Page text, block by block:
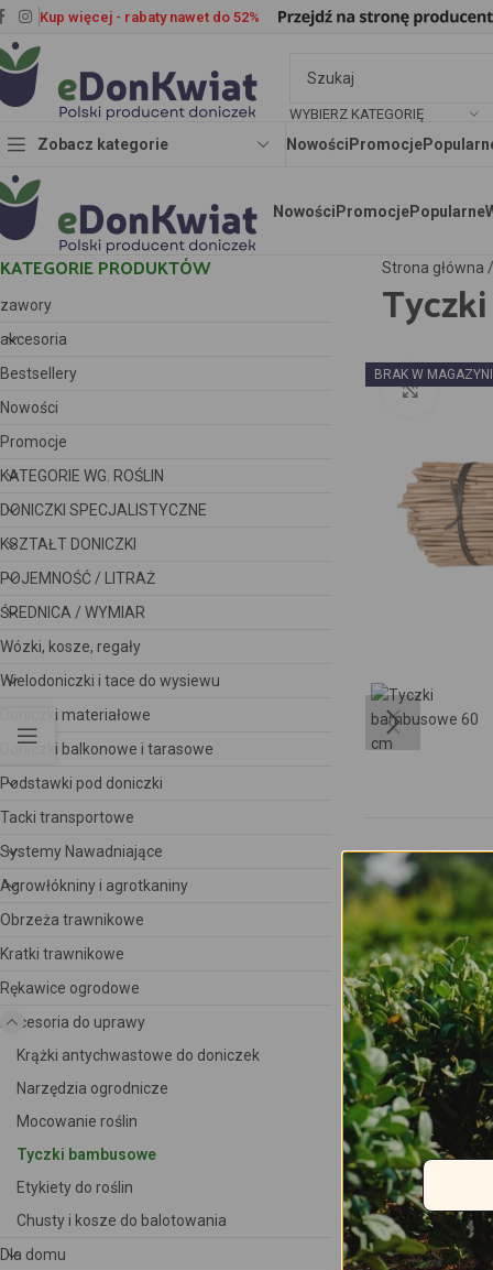
Kup więcej - rabaty nawet do 52%
WYBIERZ KATEGORIĘ
Zobacz kategorie Nowości Promocje
NowościPromocjePopularne
KATEGORIE PRODUKTÓW
zawory
akcesoria
Bestsellery
Nowości
Promocje
KATEGORIE WG. ROŚLIN
DONICZKI SPECJALISTYCZNE
KSZTAŁT DONICZKI
POJEMNOŚĆ / LITRAŻ
ŚREDNICA / WYMIAR
Wózki, kosze, regały
Wielodoniczki i tace do wysiewu
Doniczki materiałowe
Doniczki balkonowe i tarasowe
Podstawki pod doniczki
Tacki transportowe
Systemy Nawadniające
Agrowłókniny i agrotkaniny
Obrzeża trawnikowe
Kratki trawnikowe
Rękawice ogrodowe
Akcesoria do uprawy
Krążki antychwastowe do doniczek
Narzędzia ogrodnicze
Mocowanie roślin
Tyczki bambusowe
Etykiety do roślin
Chusty i kosze do balotowania
Dla domu
Strona główna
BRAK W
Kliknij